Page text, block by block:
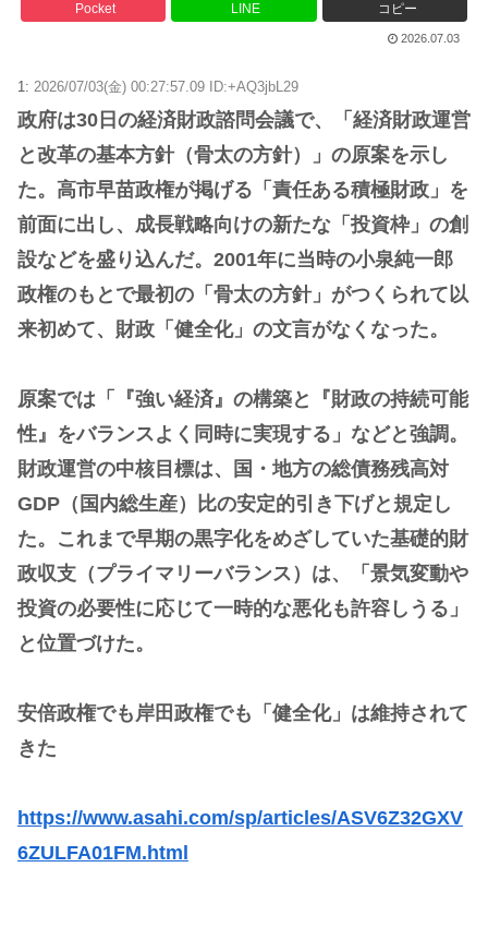
Pocket LINE コピー
2026.07.03
1: 2026/07/03(金) 00:27:57.09 ID:+AQ3jbL29
政府は30日の経済財政諮問会議で、「経済財政運営
と改革の基本方針（骨太の方針）」の原案を示し
た。高市早苗政権が掲げる「責任ある積極財政」を
前面に出し、成長戦略向けの新たな「投資枠」の創
設などを盛り込んだ。2001年に当時の小泉純一郎
政権のもとで最初の「骨太の方針」がつくられて以
来初めて、財政「健全化」の文言がなくなった。
原案では「『強い経済』の構築と『財政の持続可能
性』をバランスよく同時に実現する」などと強調。
財政運営の中核目標は、国・地方の総債務残高対
GDP（国内総生産）比の安定的引き下げと規定し
た。これまで早期の黒字化をめざしていた基礎的財
政収支（プライマリーバランス）は、「景気変動や
投資の必要性に応じて一時的な悪化も許容しうる」
と位置づけた。
安倍政権でも岸田政権でも「健全化」は維持されて
きた
https://www.asahi.com/sp/articles/ASV6Z32GXV
6ZULFA01FM.html